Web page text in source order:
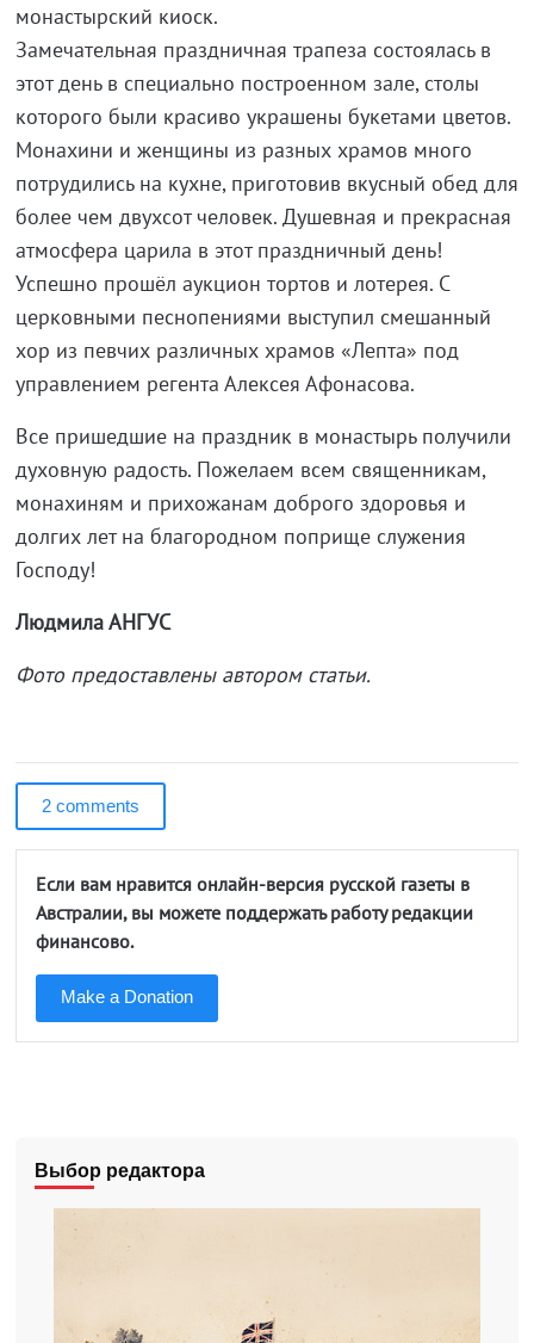
монастырский киоск.
Замечательная праздничная трапеза состоялась в
этот день в специально построенном зале, столы
которого были красиво украшены букетами цветов.
Монахини и женщины из разных храмов много
потрудились на кухне, приготовив вкусный обед для
более чем двухсот человек. Душевная и прекрасная
атмосфера царила в этот праздничный день!
Успешно прошёл аукцион тортов и лотерея. С
церковными песнопениями выступил смешанный
хор из певчих различных храмов «Лепта» под
управлением регента Алексея Афонасова.
Все пришедшие на праздник в монастырь получили
духовную радость. Пожелаем всем священникам,
монахиням и прихожанам доброго здоровья и
долгих лет на благородном поприще служения
Господу!
Людмила АНГУС
Фото предоставлены автором статьи.
2 comments
Если вам нравится онлайн-версия русской газеты в
Австралии, вы можете поддержать работу редакции
финансово.
Make a Donation
Выбор редактора